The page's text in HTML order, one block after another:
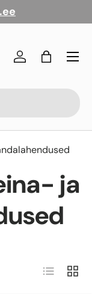
Logi sisse
Kott
ja
Nimekiri